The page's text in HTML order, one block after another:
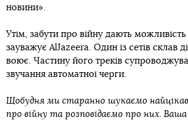
новини».
Утім, забути про війну дають можливість
зауважує AlJazeera. Один із сетів склав
воює. Частину його треків
звучання автоматної черги.
Щобудня ми старанно шукаємо
про війну та розповідаємо про них.